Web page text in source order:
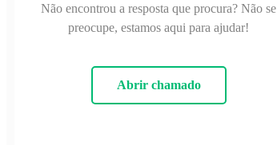
Não encontrou a resposta que procura? Não se
preocupe, estamos aqui para ajudar!
Abrir chamado